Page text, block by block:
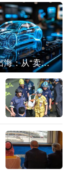
中国汽车出海：从“卖出去”到“走进去”